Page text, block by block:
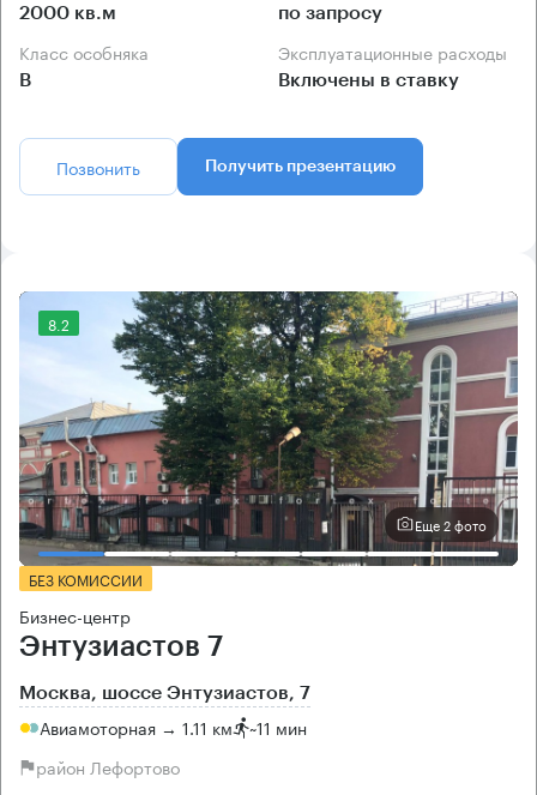
2000 кв.м по запросу
Класс особняка
B
Эксплуатационные расходы
Включены в ставку
Позвонить Получить презентацию
8.2
Еще 2 фото
БЕЗ КОМИССИИ
Бизнес-центр
Энтузиастов 7
Москва, шоссе Энтузиастов, 7
Авиамоторная → 1.11 км ~11 мин
район Лефортово